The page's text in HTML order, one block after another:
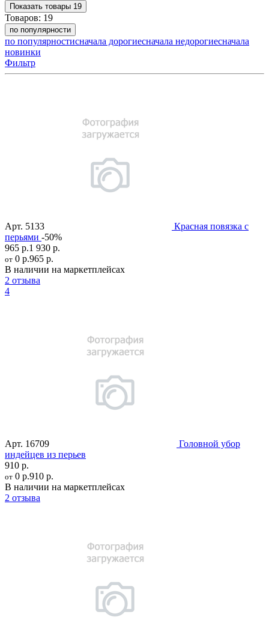
Показать товары 19
Товаров: 19
по популярности
по популярностисначала дорогиесначала недорогиесначала
новинки
Фильтр
Арт. 5133
Красная повязка с
перьями -50%
965 р.1 930 р.
от 0 р.965 р.
В наличии на маркетплейсах
2 отзыва
4
Арт. 16709
Головной убор
индейцев из перьев
910 р.
от 0 р.910 р.
В наличии на маркетплейсах
2 отзыва